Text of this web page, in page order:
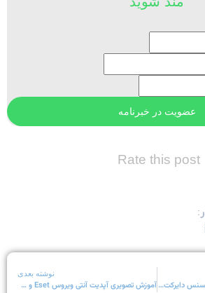
Rate this post
آموزش تغییر آی پی سرور و لایسنس دایرکت ادمین
نوشته بعدی
آموزش تصویری آپدیت آنتی ویروس Eset و Nod32 برای کلاینت